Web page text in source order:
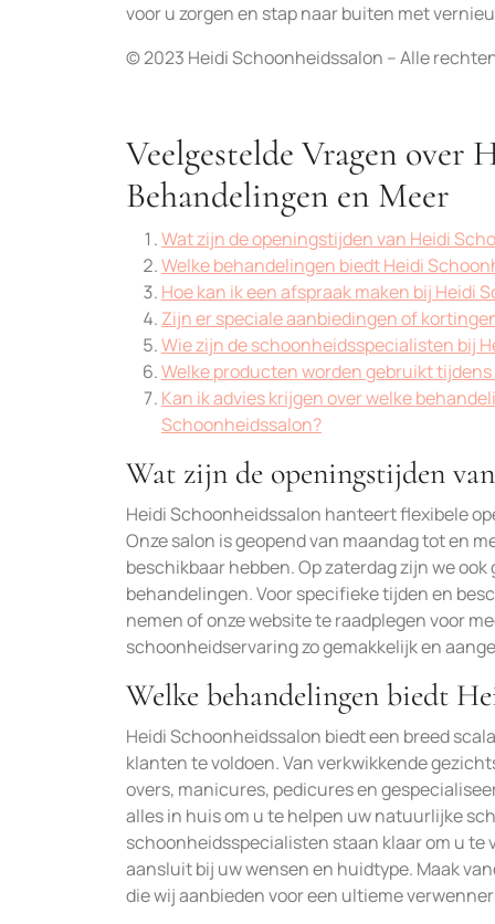
voor u zorgen en stap naar buiten met
© 2023 Heidi Schoonheidssalon – Alle
Veelgestelde Vragen over
Behandelingen en Meer
Wat zijn de openingstijden van Heidi
Welke behandelingen biedt Heidi
Hoe kan ik een afspraak maken bij Heidi
Zijn er speciale aanbiedingen of
Wie zijn de schoonheidsspecialisten bij
Welke producten worden gebruikt
Kan ik advies krijgen over welke
Schoonheidssalon?
Wat zijn de openingstijden
Heidi Schoonheidssalon hanteert flexibele
Onze salon is geopend van maandag tot en
beschikbaar hebben. Op zaterdag zijn we
behandelingen. Voor specifieke tijden en
nemen of onze website te raadplegen voor
schoonheidservaring zo gemakkelijk en
Welke behandelingen biedt
Heidi Schoonheidssalon biedt een breed
klanten te voldoen. Van verkwikkende
overs, manicures, pedicures en
alles in huis om u te helpen uw natuurlijke
schoonheidsspecialisten staan klaar om u te
aansluit bij uw wensen en huidtype. Maak
die wij aanbieden voor een ultieme